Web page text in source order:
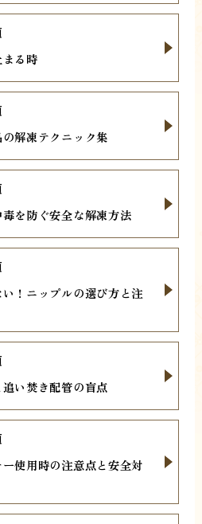
る時
解凍テクニック集
を防ぐ安全な解凍方法
！ニップルの選び方と注
い焚き配管の盲点
使用時の注意点と安全対